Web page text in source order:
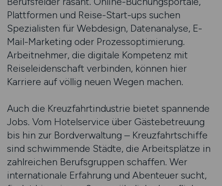
Plattformen und Reise-Start-ups suchen
Spezialisten für Webdesign, Datenanalyse, E-
Mail-Marketing oder Prozessoptimierung.
Arbeitnehmer, die digitale Kompetenz mit
Reiseleidenschaft verbinden, können hier
Karriere auf völlig neuen Wegen machen.
Auch die Kreuzfahrtindustrie bietet spannende
Jobs. Vom Hotelservice über Gästebetreuung
bis hin zur Bordverwaltung – Kreuzfahrtschiffe
sind schwimmende Städte, die Arbeitsplätze in
zahlreichen Berufsgruppen schaffen. Wer
internationale Erfahrung und Abenteuer sucht,